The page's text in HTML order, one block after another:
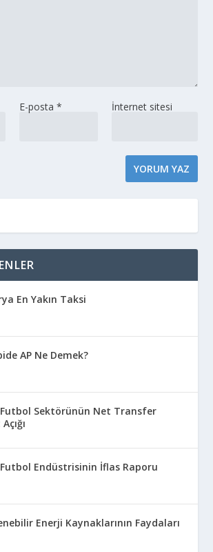
E-posta * İnternet sitesi
En Yakın Taksi
AP Ne Demek?
Sektörünün Net Transfer
Endüstrisinin İflas Raporu
Enerji Kaynaklarının Faydaları